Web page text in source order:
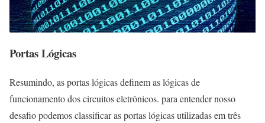
Portas Lógicas
Resumindo, as portas lógicas definem as lógicas de
funcionamento dos circuitos eletrônicos. para entender nosso
desafio podemos classificar as portas lógicas utilizadas em três